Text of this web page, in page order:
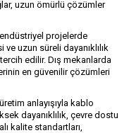
uzun ömürlü çözümler
projelerde
uzun süreli dayanıklılık
edilir. Dış mekanlarda
en güvenilir çözümleri
anlayışıyla kablo
dayanıklılık, çevre dostu
kalite standartları,